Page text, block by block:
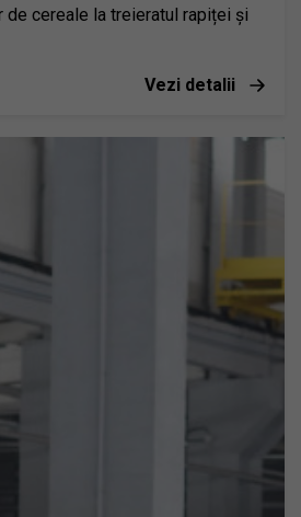
de cereale la treieratul rapiței și
Vezi detalii